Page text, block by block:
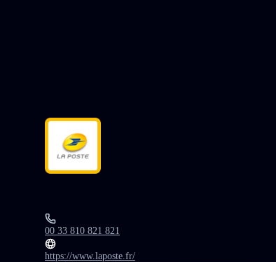
00 33 810 821 821
https://www.laposte.fr/